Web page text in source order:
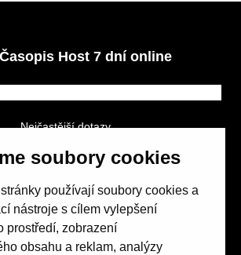
soubory cookies
používají soubory cookies a
nástroje s cílem vylepšení
prostředí, zobrazení
obsahu a reklam, analýzy
Host 7 dní online
Nejčastější dotazy
Obchodní podmínky